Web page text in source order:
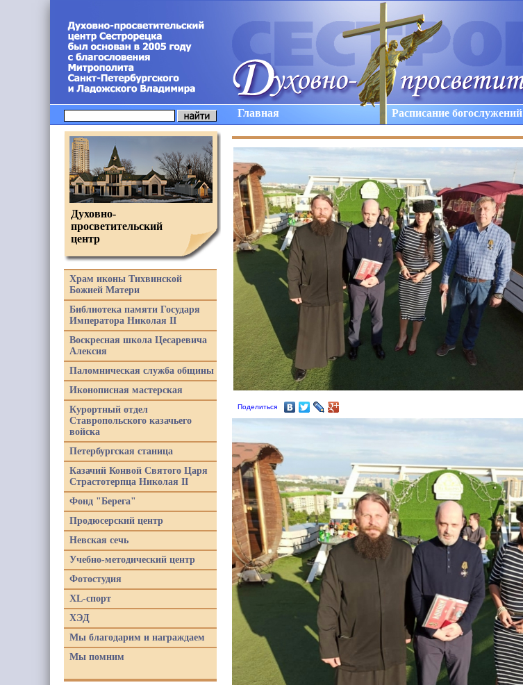
Главная Расписание богослужений
Поделиться
Духовно-
просветительский
центр
Храм иконы Тихвинской
Божией Матери
Библиотека памяти Государя
Императора Николая II
Воскресная школа Цесаревича
Алексия
Паломническая служба общины
Иконописная мастерская
Курортный отдел
Ставропольского казачьего
войска
Петербургская станица
Казачий Конвой Святого Царя
Страстотерпца Николая II
Фонд "Берега"
Продюсерский центр
Невская сечь
Учебно-методический центр
Фотостудия
XL-спорт
ХЭД
Мы благодарим и награждаем
Мы помним